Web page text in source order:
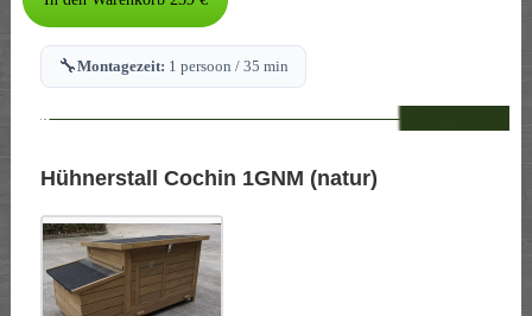
🔧Montagezeit: 1 persoon / 35 min
--
Hühnerstall Cochin 1GNM (natur)